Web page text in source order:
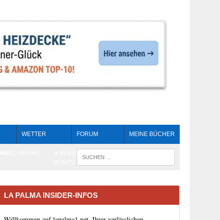
WETTER FORUM MEINE BÜCHER
LA PALMA INSIDER-INFOS